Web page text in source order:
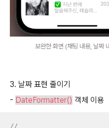
보완한 화면 (채팅 내용, 날짜
3. 날짜 표현 줄이기
- DateFormatter() 객체 이용
//